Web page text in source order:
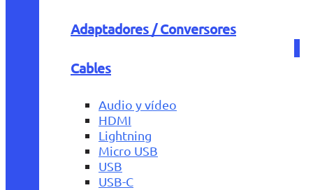
Adaptadores / Conversores
Cables
Audio y vídeo
HDMI
Lightning
Micro USB
USB
USB-C